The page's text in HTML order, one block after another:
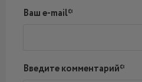
Ваш e-mail*
Введите комментарий*